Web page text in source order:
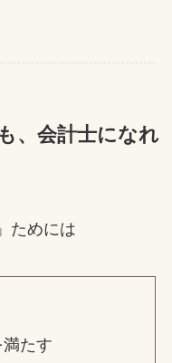
、会計士になれ
ためには
たす